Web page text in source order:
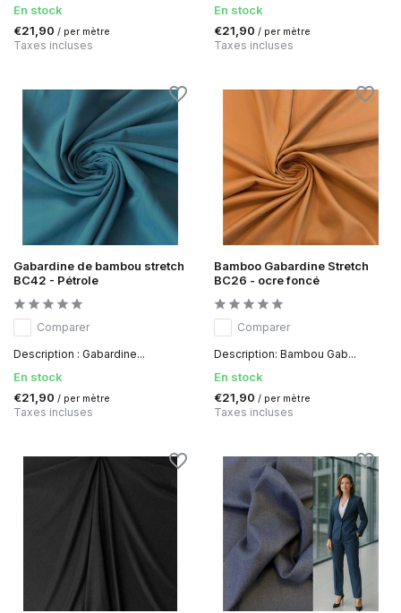
En stock
€21,90 / per mètre
Taxes incluses
En stock
€21,90 / per mètre
Taxes incluses
Gabardine de bambou stretch
BC42 - Pétrole
Comparer
Description : Gabardine...
En stock
€21,90 / per mètre
Taxes incluses
Bamboo Gabardine Stretch
BC26 - ocre foncé
Comparer
Description: Bambou Gab...
En stock
€21,90 / per mètre
Taxes incluses